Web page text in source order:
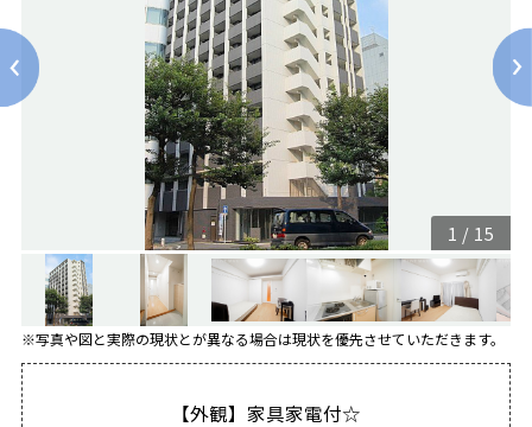
1 / 15
※写真や図と実際の現状とが異なる場合は現状を優先させていただきます。
【外観】家具家電付☆